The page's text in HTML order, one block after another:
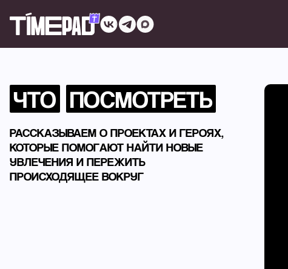
ЧТО ПОСМОТРЕТЬ
РАССКАЗЫВАЕМ О ПРОЕКТАХ И ГЕРОЯХ,
КОТОРЫЕ ПОМОГАЮТ НАЙТИ НОВЫЕ
УВЛЕЧЕНИЯ И ПЕРЕЖИТЬ
ПРОИСХОДЯЩЕЕ ВОКРУГ